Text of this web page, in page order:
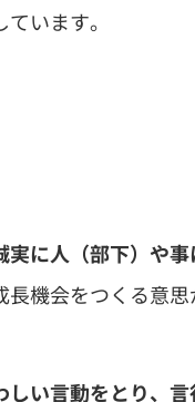
います。
に人（部下）や
機会をつくる意
い言動をとり、